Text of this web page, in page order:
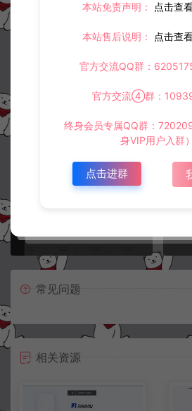
支付源码 个人免签【码支
https://www.lyzwlkj.vip/7414/wzym/zfym/
冷雨泽ღ 默认解压密码
常见问题
相关资源
本站免责声明： 点击查
本站售后说明： 点击查
官方交流QQ群：
官方交流④群：
终身会员专属QQ群：
身VIP用户入群）
点击进群